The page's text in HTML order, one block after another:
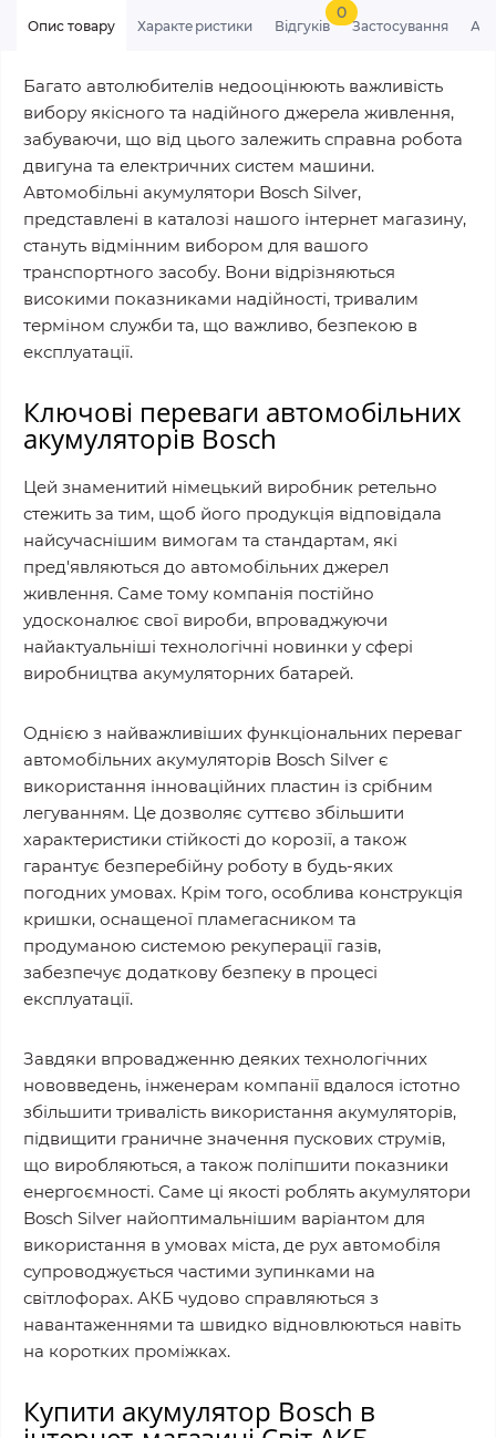
Опис товару Характеристики Відгуків
0
Застосування
Багато автолюбителів недооцінюють важливість
вибору якісного та надійного джерела живлення,
забуваючи, що від цього залежить справна робота
двигуна та електричних систем машини.
Автомобільні акумулятори Bosch Silver,
представлені в каталозі нашого інтернет магазину,
стануть відмінним вибором для вашого
транспортного засобу. Вони відрізняються
високими показниками надійності, тривалим
терміном служби та, що важливо, безпекою в
експлуатації.
Ключові переваги автомобільних
акумуляторів Bosch
Цей знаменитий німецький виробник ретельно
стежить за тим, щоб його продукція відповідала
найсучаснішим вимогам та стандартам, які
пред'являються до автомобільних джерел
живлення. Саме тому компанія постійно
удосконалює свої вироби, впроваджуючи
найактуальніші технологічні новинки у сфері
виробництва акумуляторних батарей.
Однією з найважливіших функціональних переваг
автомобільних акумуляторів Bosch Silver є
використання інноваційних пластин із срібним
легуванням. Це дозволяє суттєво збільшити
характеристики стійкості до корозії, а також
гарантує безперебійну роботу в будь-яких
погодних умовах. Крім того, особлива конструкція
кришки, оснащеної пламегасником та
продуманою системою рекуперації газів,
забезпечує додаткову безпеку в процесі
експлуатації.
Завдяки впровадженню деяких технологічних
нововведень, інженерам компанії вдалося істотно
збільшити тривалість використання акумуляторів,
підвищити граничне значення пускових струмів,
що виробляються, а також поліпшити показники
енергоємності. Саме ці якості роблять акумулятори
Bosch Silver найоптимальнішим варіантом для
використання в умовах міста, де рух автомобіля
супроводжується частими зупинками на
світлофорах. АКБ чудово справляються з
навантаженнями та швидко відновлюються навіть
на коротких проміжках.
Купити акумулятор Bosch в